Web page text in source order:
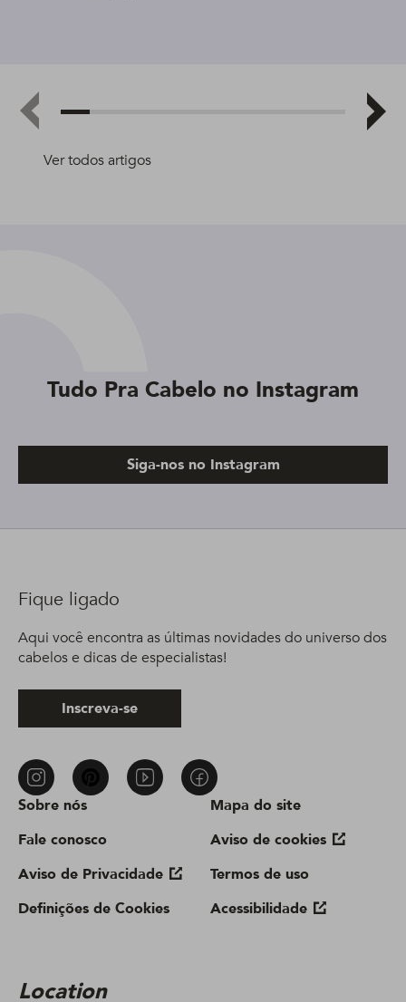
Ver todos artigos
Tudo Pra Cabelo no Instagram
Siga-nos no Instagram
Sobre nós
Fale conosco
Aviso de Privacidade
Definições de Cookies
Mapa do site
Aviso de cookies
Termos de uso
Acessibilidade
Location
Fique ligado
Aqui você encontra as últimas novidades do universo dos
cabelos e dicas de especialistas!
Inscreva-se